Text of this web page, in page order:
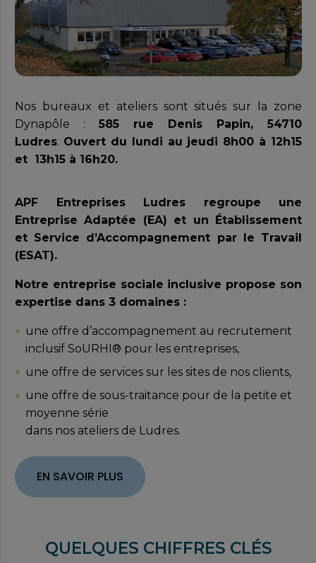
Nos bureaux et ateliers sont situés sur la zone
Dynapôle : 585 rue Denis Papin, 54710
Ludres. Ouvert du lundi au jeudi 8h00 à 12h15
et 13h15 à 16h20.
APF Entreprises Ludres regroupe une
Entreprise Adaptée (EA) et un Établissement
et Service d’Accompagnement par le Travail
(ESAT).
Notre entreprise sociale inclusive propose son
expertise dans 3 domaines :
une offre d’accompagnement au recrutement
inclusif SoURHI® pour les entreprises,
une offre de services sur les sites de nos clients,
une offre de sous-traitance pour de la petite et
moyenne série
dans nos ateliers de Ludres.
EN SAVOIR PLUS
QUELQUES CHIFFRES CLÉS